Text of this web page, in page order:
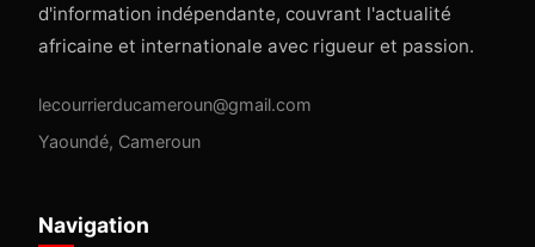
d'information indépendante, couvrant l'actualité
africaine et internationale avec rigueur et passion.
lecourrierducameroun@gmail.com
Yaoundé, Cameroun
Navigation